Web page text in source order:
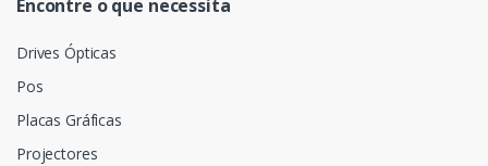
Encontre o que necessita
Drives Ópticas
Pos
Placas Gráficas
Projectores